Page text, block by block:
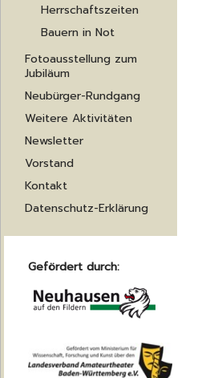
Herrschaftszeiten
Bauern in Not
Fotoausstellung zum
Jubiläum
Neubürger-Rundgang
Weitere Aktivitäten
Newsletter
Vorstand
Kontakt
Datenschutz-Erklärung
Gefördert durch: